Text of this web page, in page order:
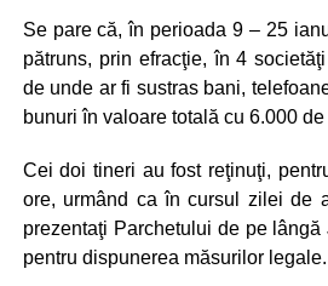
Se pare că, în perioada 9 – 25
pătruns, prin efracţie, în 4
de unde ar fi sustras bani,
bunuri în valoare totală cu 6.000 de
Cei doi tineri au fost reţinuţi,
ore, urmând ca în cursul zilei de
prezentaţi Parchetului de pe
pentru dispunerea măsurilor legale.